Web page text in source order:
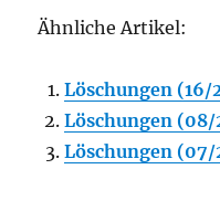
Ähnliche Artikel:
Löschungen (16/
Löschungen
Löschungen (07/